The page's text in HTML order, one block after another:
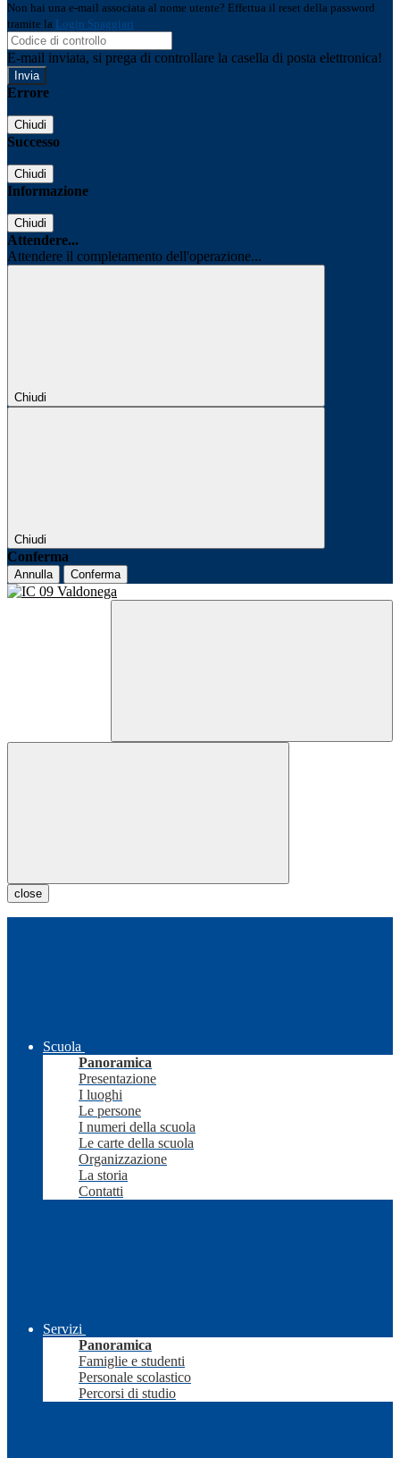
Non hai una e-mail associata al nome utente? Effettua il reset della password
tramite la Login Spaggiari
E-mail inviata, si prega di controllare la casella di posta elettronica!
Errore
Chiudi
Successo
Chiudi
Informazione
Chiudi
Attendere...
Attendere il completamento dell'operazione...
Chiudi
Chiudi
Conferma
Annulla Conferma
close
Scuola
Panoramica
Presentazione
I luoghi
Le persone
I numeri della scuola
Le carte della scuola
Organizzazione
La storia
Contatti
Servizi
Panoramica
Famiglie e studenti
Personale scolastico
Percorsi di studio